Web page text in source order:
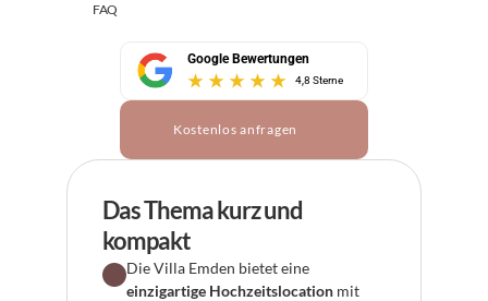
FAQ
Google Bewertungen
4,8 Sterne
Kostenlos anfragen
Das Thema kurz und
kompakt
einzigartige Hochzeitslocation